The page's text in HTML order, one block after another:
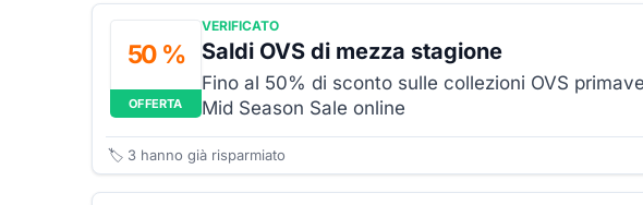
50 %
OFFERTA
VERIFICATO
Saldi OVS di mezza stagione
Fino al 50% di sconto sulle collezioni OVS
Mid Season Sale online
🏷️ 3 hanno già risparmiato